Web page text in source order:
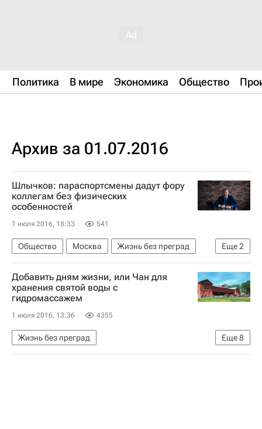
Политика В мире Экономика Общество
Архив за 01.07.2016
Шлычков: параспортсмены дадут фору
коллегам без физических
особенностей
1 июля 2016, 18:33 541
Еще2
Общество Москва
Жизнь без преград
Спорт
Здоровье
Добавить дням жизни, или Чан для
хранения святой воды с
гидромассажем
1 июля 2016, 13:36 4355
Еще8
Жизнь без преград
Паллиативная помощь детям в России: проблемы и перспективы